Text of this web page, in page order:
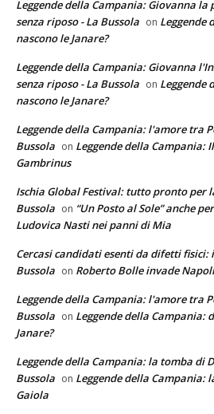
Leggende della Campania: Giovanna la
senza riposo - La Bussola on Leggende
nascono le Janare?
Leggende della Campania: Giovanna
senza riposo - La Bussola on Leggende
nascono le Janare?
Leggende della Campania: l'amore tra
Bussola on Leggende della Campania:
Gambrinus
Ischia Global Festival: tutto pronto per
Bussola on “Un Posto al Sole” anche
Ludovica Nasti nei panni di Mia
Cercasi candidati esenti da difetti fisici:
Bussola on Roberto Bolle invade Napoli
Leggende della Campania: l'amore tra
Bussola on Leggende della Campania:
Janare?
Leggende della Campania: la tomba di
Bussola on Leggende della Campania:
Gaiola